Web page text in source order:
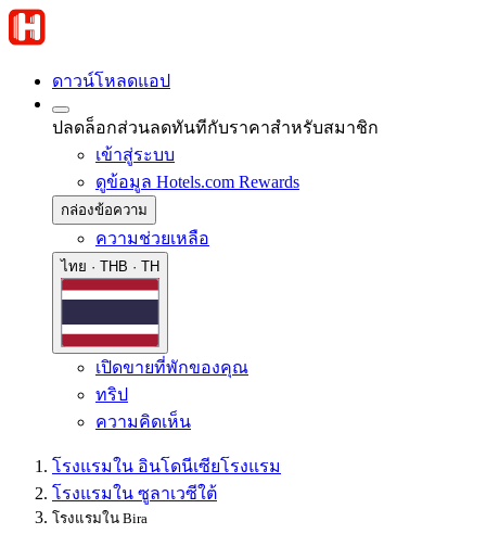
ดาวน์โหลดแอป
ปลดล็อกส่วนลดทันทีกับราคาสำหรับสมาชิก
เข้าสู่ระบบ
ดูข้อมูล Hotels.com Rewards
กล่องข้อความ
ความช่วยเหลือ
ไทย · THB · TH
เปิดขายที่พักของคุณ
ทริป
ความคิดเห็น
โรงแรมใน อินโดนีเซียโรงแรม
โรงแรมใน ซูลาเวซีใต้
โรงแรมใน Bira